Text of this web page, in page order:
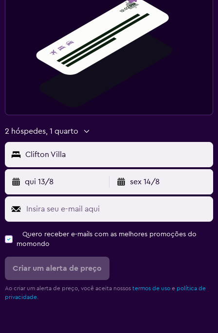
2 hóspedes, 1 quarto
Clifton Villa
qui 13/8 sex 14/8
Quero receber e-mails com as melhores promoções do
momondo
Criar um alerta de preço
Ao criar um alerta de preço, você aceita nossos termos de uso e política de
privacidade.